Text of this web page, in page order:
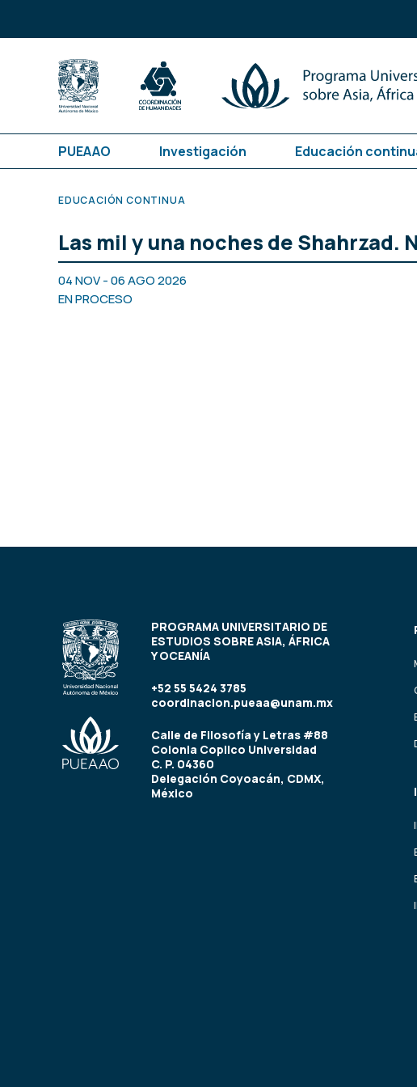
PUEAAO Investigación Educación
EDUCACIÓN CONTINUA
Las mil y una noches de
04 NOV - 06 AGO 2026
EN PROCESO
PROGRAMA UNIVERSITARIO DE
ESTUDIOS SOBRE ASIA, ÁFRICA
Y OCEANÍA
+52 55 5424 3785
coordinacion.pueaa@unam.mx
Calle de Filosofía y Letras #88
Colonia Copilco Universidad
C. P. 04360
Delegación Coyoacán, CDMX,
México